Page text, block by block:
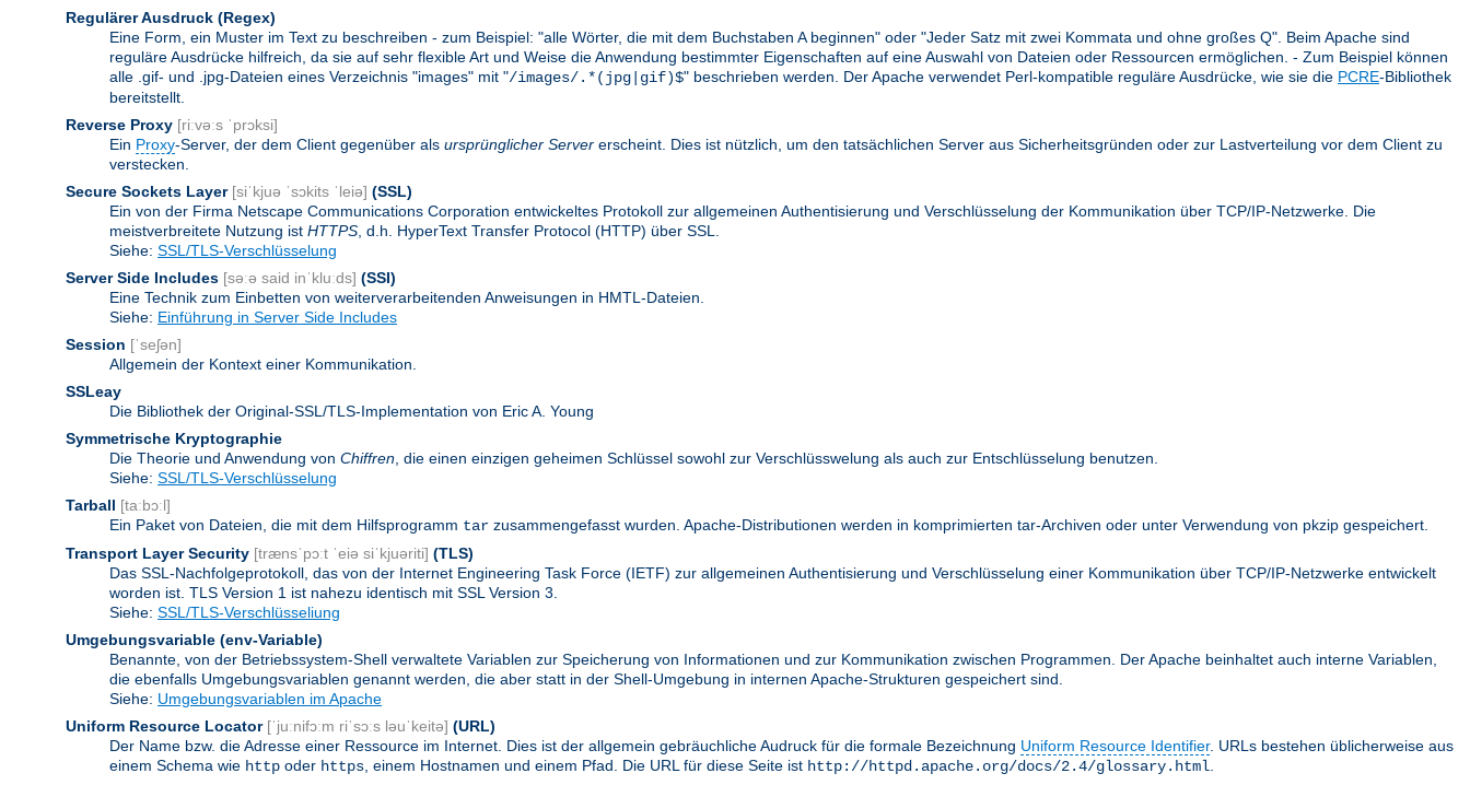
Regulärer Ausdruck (Regex)
Eine Form, ein Muster im Text zu beschreiben - zum Beispiel: "alle Wörter, die mit dem Buchstaben A beginnen" oder "Jeder Satz mit zwei Kommata und ohne großes Q". Beim Apache sind
reguläre Ausdrücke hilfreich, da sie auf sehr flexible Art und Weise die Anwendung bestimmter Eigenschaften auf eine Auswahl von Dateien oder Ressourcen ermöglichen. - Zum Beispiel können
alle .gif- und .jpg-Dateien eines Verzeichnis "images" mit "/images/.*(jpg|gif)$" beschrieben werden. Der Apache verwendet Perl-kompatible reguläre Ausdrücke, wie sie die PCRE-Bibliothek
bereitstellt.
Reverse Proxy [riːvəːs ˈprɔksi]
Ein Proxy-Server, der dem Client gegenüber als ursprünglicher Server erscheint. Dies ist nützlich, um den tatsächlichen Server aus Sicherheitsgründen oder zur Lastverteilung vor dem Client zu
verstecken.
Secure Sockets Layer [siˈkjuə ˈsɔkits ˈleiə] (SSL)
Ein von der Firma Netscape Communications Corporation entwickeltes Protokoll zur allgemeinen Authentisierung und Verschlüsselung der Kommunikation über TCP/IP-Netzwerke. Die
meistverbreitete Nutzung ist HTTPS , d.h. HyperText Transfer Protocol (HTTP) über SSL.
Siehe: SSL/TLS-Verschlüsselung
Server Side Includes [səːə said inˈkluːds] (SSI)
Eine Technik zum Einbetten von weiterverarbeitenden Anweisungen in HMTL-Dateien.
Siehe: Einführung in Server Side Includes
Session [ˈseʃən]
Allgemein der Kontext einer Kommunikation.
SSLeay
Die Bibliothek der Original-SSL/TLS-Implementation von Eric A. Young
Symmetrische Kryptographie
Die Theorie und Anwendung von Chiffren , die einen einzigen geheimen Schlüssel sowohl zur Verschlüsswelung als auch zur Entschlüsselung benutzen.
Siehe: SSL/TLS-Verschlüsselung
Tarball [taːbɔːl]
Ein Paket von Dateien, die mit dem Hilfsprogramm tar zusammengefasst wurden. Apache-Distributionen werden in komprimierten tar-Archiven oder unter Verwendung von pkzip gespeichert.
Transport Layer Security [trænsˈpɔːt ˈeiə siˈkjuəriti] (TLS)
Das SSL-Nachfolgeprotokoll, das von der Internet Engineering Task Force (IETF) zur allgemeinen Authentisierung und Verschlüsselung einer Kommunikation über TCP/IP-Netzwerke entwickelt
worden ist. TLS Version 1 ist nahezu identisch mit SSL Version 3.
Siehe: SSL/TLS-Verschlüsseliung
Umgebungsvariable (env-Variable)
Benannte, von der Betriebssystem-Shell verwaltete Variablen zur Speicherung von Informationen und zur Kommunikation zwischen Programmen. Der Apache beinhaltet auch interne Variablen,
die ebenfalls Umgebungsvariablen genannt werden, die aber statt in der Shell-Umgebung in internen Apache-Strukturen gespeichert sind.
Siehe: Umgebungsvariablen im Apache
Uniform Resource Locator [ˈjuːnifɔːm riˈsɔːs ləuˈkeitə] (URL)
Der Name bzw. die Adresse einer Ressource im Internet. Dies ist der allgemein gebräuchliche Audruck für die formale Bezeichnung Uniform Resource Identifier. URLs bestehen üblicherweise aus
einem Schema wie http oder https , einem Hostnamen und einem Pfad. Die URL für diese Seite ist http://httpd.apache.org/docs/2.4/glossary.html